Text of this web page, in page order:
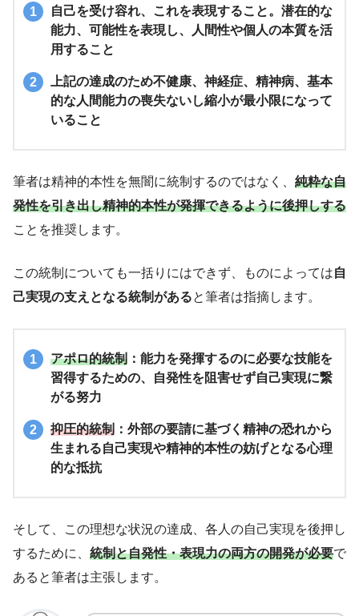
自己を受け容れ、これを表現すること。潜在的な
能力、可能性を表現し、人間性や個人の本質を活
用すること
上記の達成のため不健康、神経症、精神病、基本
的な人間能力の喪失ないし縮小が最小限になって
いること
筆者は精神的本性を無闇に統制するのではなく、 純粋な自
発性を引き出し精神的本性が発揮できるように後押しする
ことを推奨します。
この統制についても一括りにはできず、ものによっては自
己実現の支えとなる統制があると筆者は指摘します。
アポロ的統制 ：能力を発揮するのに必要な技能を
習得するための、自発性を阻害せず自己実現に繋
がる努力
抑圧的統制 ：外部の要請に基づく精神の恐れから
生まれる自己実現や精神的本性の妨げとなる心理
的な抵抗
そして、この理想な状況の達成、各人の自己実現を後押し
するために、 統制と自発性・表現力の両方の開発が必要で
あると筆者は主張します。